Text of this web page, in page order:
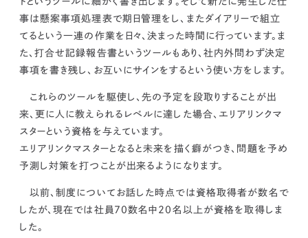
事は懸案事項処理表で期日管理をし、またダイアリーで組立
てるという一連の作業を日々、決まった時間に行っています。ま
た、打合せ記録報告書というツールもあり、社内外問わず決定
事項を書き残し、お互いにサインをするという使い方をします。
これらのツールを駆使し、先の予定を段取り することが出
来、更に人に教えられるレベルに達した場合、エリアリンクマ
スターという資格を与えています。
エリアリンクマスターとなると未来を描く癖がつき、問題を予め
予測し対策を打つことが出来る ようになります。
以前、制度についてお話した時点では資格取得者が数名で
したが、現在では 社員70数名中20名以上が資格を取得しま
した。